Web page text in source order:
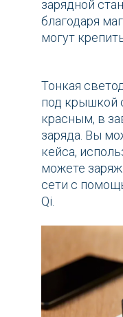
зарядной
благодаря
могут
Тонкая
под крышкой
красным, в
заряда. Вы
кейса,
можете
сети с
Qi.